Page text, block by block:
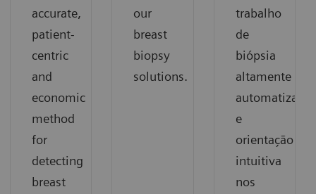
accurate,
patient-
centric
and
economic
method
for
detecting
breast
our
breast
biopsy
solutions.
trabalho
de
biópsia
altamente
automatizado
e
orientação
intuitiva
nos